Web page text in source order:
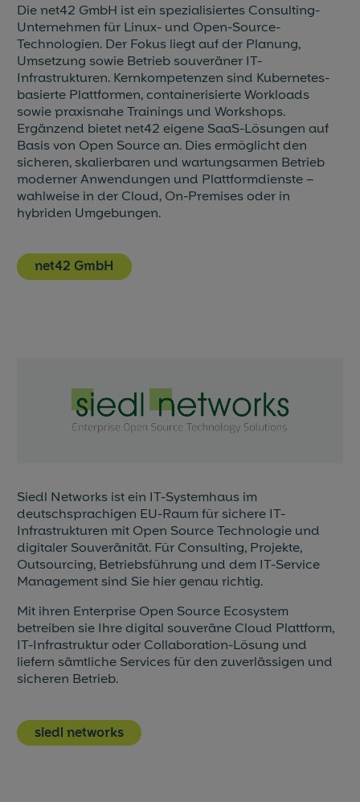
Die net42 GmbH ist ein spezialisiertes Consulting-
Unternehmen für Linux- und Open-Source-
Technologien. Der Fokus liegt auf der Planung,
Umsetzung sowie Betrieb souveräner IT-
Infrastrukturen. Kernkompetenzen sind Kubernetes-
basierte Plattformen, containerisierte Workloads
sowie praxisnahe Trainings und Workshops.
Ergänzend bietet net42 eigene SaaS-Lösungen auf
Basis von Open Source an. Dies ermöglicht den
sicheren, skalierbaren und wartungsarmen Betrieb
moderner Anwendungen und Plattformdienste –
wahlweise in der Cloud, On-Premises oder in
hybriden Umgebungen.
net42 GmbH
Siedl Networks ist ein IT-Systemhaus im
deutschsprachigen EU-Raum für sichere IT-
Infrastrukturen mit Open Source Technologie und
digitaler Souveränität. Für Consulting, Projekte,
Outsourcing, Betriebsführung und dem IT-Service
Management sind Sie hier genau richtig.
Mit ihren Enterprise Open Source Ecosystem
betreiben sie Ihre digital souveräne Cloud Plattform,
IT-Infrastruktur oder Collaboration-Lösung und
liefern sämtliche Services für den zuverlässigen und
sicheren Betrieb.
siedl networks